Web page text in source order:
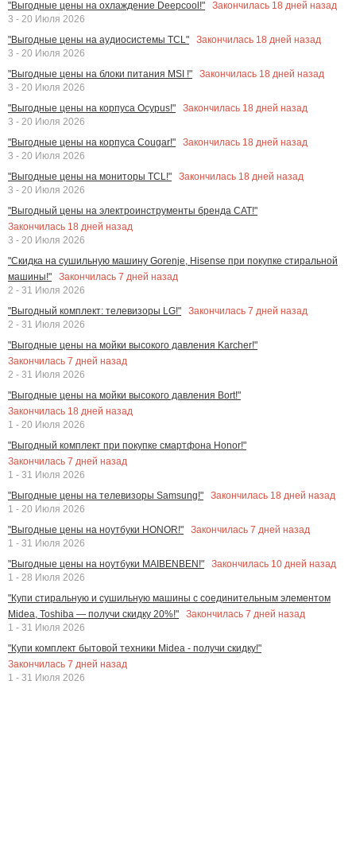
"Выгодные цены на охлаждение Deepcool!"
Закончилась 18 дней назад
3 - 20 Июля 2026
"Выгодные цены на аудиосистемы TCL"
Закончилась 18 дней назад
3 - 20 Июля 2026
"Выгодные цены на блоки питания MSI !"
Закончилась 18 дней назад
3 - 20 Июля 2026
"Выгодные цены на корпуса Ocypus!"
Закончилась 18 дней назад
3 - 20 Июля 2026
"Выгодные цены на корпуса Cougar!"
Закончилась 18 дней назад
3 - 20 Июля 2026
"Выгодные цены на мониторы TCL!"
Закончилась 18 дней назад
3 - 20 Июля 2026
"Выгодный цены на электроинструменты бренда CAT!"
Закончилась 18 дней назад
3 - 20 Июля 2026
"Скидка на сушильную машину Gorenje, Hisense при покупке стиральной
машины!"
Закончилась 7 дней назад
2 - 31 Июля 2026
"Выгодный комплект: телевизоры LG!"
Закончилась 7 дней назад
2 - 31 Июля 2026
"Выгодные цены на мойки высокого давления Karcher!"
Закончилась 7 дней назад
2 - 31 Июля 2026
"Выгодные цены на мойки высокого давления Bort!"
Закончилась 18 дней назад
1 - 20 Июля 2026
"Выгодный комплект при покупке смартфона Honor!"
Закончилась 7 дней назад
1 - 31 Июля 2026
"Выгодные цены на телевизоры Samsung!"
Закончилась 18 дней назад
1 - 20 Июля 2026
"Выгодные цены на ноутбуки HONOR!"
Закончилась 7 дней назад
1 - 31 Июля 2026
"Выгодные цены на ноутбуки MAIBENBEN!"
Закончилась 10 дней назад
1 - 28 Июля 2026
"Купи стиральную и сушильную машины с соединительным элементом
Midea, Toshiba — получи скидку 20%!"
Закончилась 7 дней назад
1 - 31 Июля 2026
"Купи комплект бытовой техники Midea - получи скидку!"
Закончилась 7 дней назад
1 - 31 Июля 2026